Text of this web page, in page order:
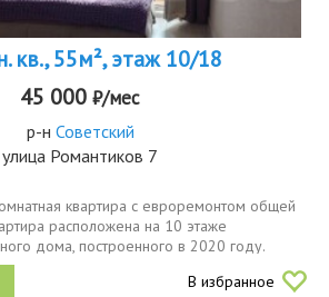
кв., 55м², этаж 10/18
45 000 ₽/мес
р-н Советский
улица Романтиков 7
квартира с евроремонтом общей
расположена на 10 этаже
дома, построенного в 2020 году.
2.8 метра, обеспечивая ощущение
В избранное